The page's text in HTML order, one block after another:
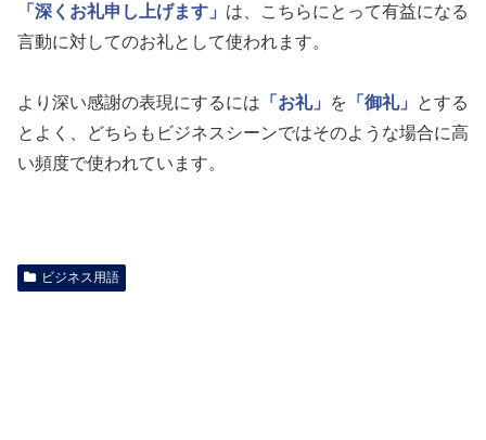
「深くお礼申し上げます」 は、こちらにとって有益になる
言動に対してのお礼として使われます。
より深い感謝の表現にするには 「お礼」 を 「御礼」
とする
とよく、どちらもビジネスシーンではそのような場合に高
い頻度で使われています。
ビジネス用語